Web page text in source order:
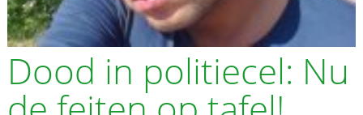
Dood in politiecel: Nu